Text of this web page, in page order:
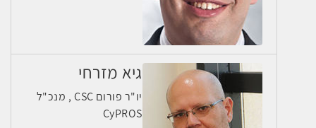
גיא מזרחי
יו"ר פורום CSC , מנכ"ל
CyPROS